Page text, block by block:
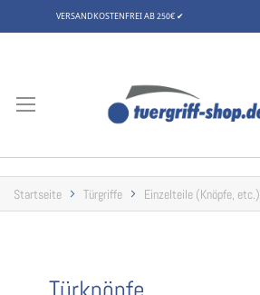
VERSANDKOSTENFREI AB 250€ ✔
springen
Startseite Türgriffe Einzelteile (Knöpfe, etc.)